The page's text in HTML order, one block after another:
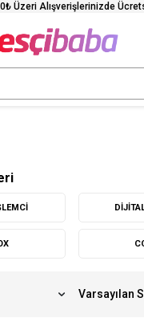
Üzeri Alışverişlerinizde